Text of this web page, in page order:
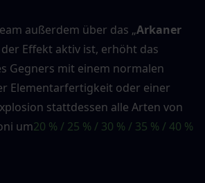
außerdem über das „Arkaner
Effekt aktiv ist, erhöht das
Gegners mit einem normalen
Elementarfertigkeit oder einer
stattdessen alle Arten von
um20 % / 25 % / 30 % / 35 % / 40 %